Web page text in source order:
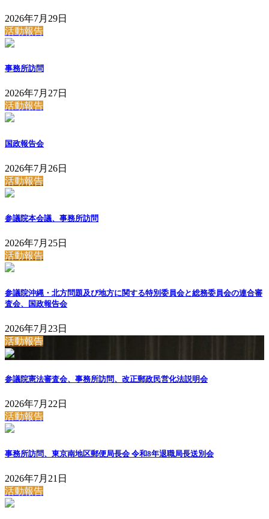
2026年7月29日
活動報告
事務所訪問
2026年7月27日
活動報告
国政報告会
2026年7月26日
活動報告
参議院本会議、事務所訪問
2026年7月25日
活動報告
参議院沖縄・北方問題及び地方に関する特別委員会と総務委員会の連合審
査会、国政報告会
2026年7月23日
活動報告
参議院憲法審査会、事務所訪問、改正郵政民営化法説明会
2026年7月22日
活動報告
事務所訪問、東京南地区郵便局長会 令和8年退職局長送別会
2026年7月21日
活動報告